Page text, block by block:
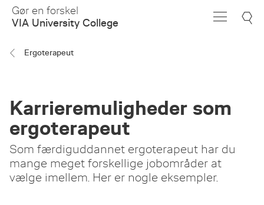
Skip
Main
Gør en forskel
VIA University College
Ergoterapeut
Karrieremuligheder som
ergoterapeut
Som færdiguddannet ergoterapeut har du
mange meget forskellige jobområder at
vælge imellem. Her er nogle eksempler.